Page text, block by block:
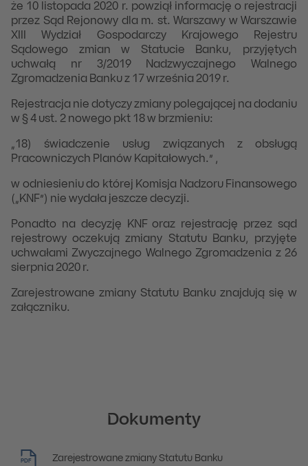
że 10 listopada 2020 r. powziął informację o rejestracji
przez Sąd Rejonowy dla m. st. Warszawy w Warszawie
XIII Wydział Gospodarczy Krajowego Rejestru
Sądowego zmian w Statucie Banku, przyjętych
uchwałą nr 3/2019 Nadzwyczajnego Walnego
Zgromadzenia Banku z 17 września 2019 r.
Rejestracja nie dotyczy zmiany polegającej na dodaniu
w § 4 ust. 2 nowego pkt 18 w brzmieniu:
„18) świadczenie usług związanych z obsługą
Pracowniczych Planów Kapitałowych.” ,
w odniesieniu do której Komisja Nadzoru Finansowego
(„KNF”) nie wydała jeszcze decyzji.
Ponadto na decyzję KNF oraz rejestrację przez sąd
rejestrowy oczekują zmiany Statutu Banku, przyjęte
uchwałami Zwyczajnego Walnego Zgromadzenia z 26
sierpnia 2020 r.
Zarejestrowane zmiany Statutu Banku znajdują się w
załączniku.
Dokumenty
PDF Zarejestrowane zmiany Statutu Banku